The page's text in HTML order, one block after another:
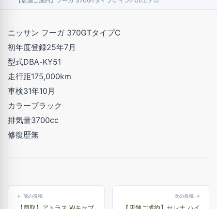
ニッサン フーガ 370GTタイプC
初年度登録25年7月
型式DBA-KY51
走行距175,000km
車検31年10月
カラーブラック
排気量3700cc
修復歴無
← 前の投稿 次の投稿 →